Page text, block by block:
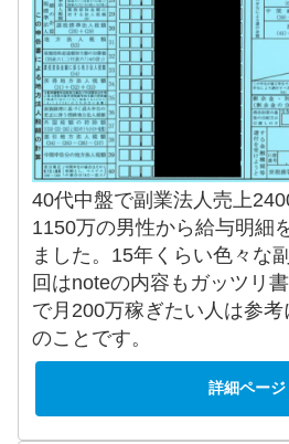
40代中盤で副業法人売上
1150万の男性から給与明細
ました。15年くらい色々な
回はnoteの内容もガッツリ
で月200万稼ぎたい人は参考
のことです。
詳細ページ